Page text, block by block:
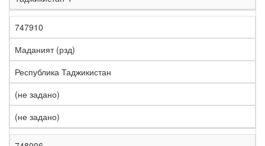
747910
Маданият (рзд)
Республика Таджикистан
(не задано)
(не задано)